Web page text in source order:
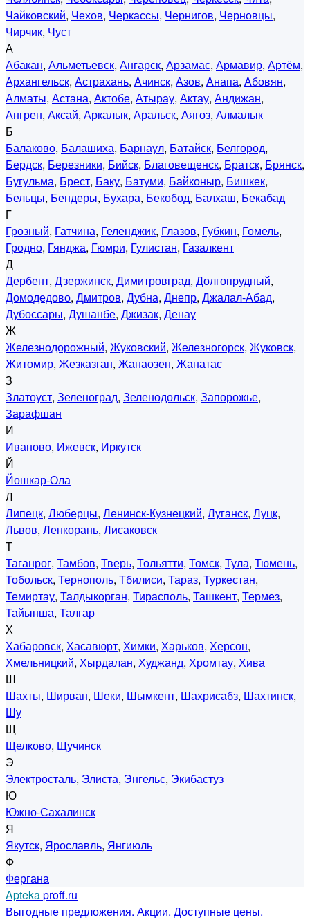
Чайковский, Чехов, Черкассы, Чернигов, Черновцы,
Чирчик, Чуст
А
Абакан, Альметьевск, Ангарск, Арзамас, Армавир, Артём,
Архангельск, Астрахань, Ачинск, Азов, Анапа, Абовян,
Алматы, Астана, Актобе, Атырау, Актау, Андижан,
Ангрен, Аксай, Аркалык, Аральск, Аягоз, Алмалык
Б
Балаково, Балашиха, Барнаул, Батайск, Белгород,
Бердск, Березники, Бийск, Благовещенск, Братск, Брянск,
Бугульма, Брест, Баку, Батуми, Байконыр, Бишкек,
Бельцы, Бендеры, Бухара, Бекобод, Балхаш, Бекабад
Г
Грозный, Гатчина, Геленджик, Глазов, Губкин, Гомель,
Гродно, Гянджа, Гюмри, Гулистан, Газалкент
Д
Дербент, Дзержинск, Димитровград, Долгопрудный,
Домодедово, Дмитров, Дубна, Днепр, Джалал-Абад,
Дубоссары, Душанбе, Джизак, Денау
Ж
Железнодорожный, Жуковский, Железногорск, Жуковск,
Житомир, Жезказган, Жанаозен, Жанатас
З
Златоуст, Зеленоград, Зеленодольск, Запорожье,
Зарафшан
И
Иваново, Ижевск, Иркутск
Й
Йошкар-Ола
Л
Липецк, Люберцы, Ленинск-Кузнецкий, Луганск, Луцк,
Львов, Ленкорань, Лисаковск
Т
Таганрог, Тамбов, Тверь, Тольятти, Томск, Тула, Тюмень,
Тобольск, Тернополь, Тбилиси, Тараз, Туркестан,
Темиртау, Талдыкорган, Тирасполь, Ташкент, Термез,
Тайынша, Талгар
Х
Хабаровск, Хасавюрт, Химки, Харьков, Херсон,
Хмельницкий, Хырдалан, Худжанд, Хромтау, Хива
Ш
Шахты, Ширван, Шеки, Шымкент, Шахрисабз, Шахтинск,
Шу
Щ
Щелково, Щучинск
Э
Электросталь, Элиста, Энгельс, Экибастуз
Ю
Южно-Сахалинск
Я
Якутск, Ярославль, Янгиюль
Ф
Фергана
Aptekaproff.ru
Выгодные предложения. Акции. Доступные цены.